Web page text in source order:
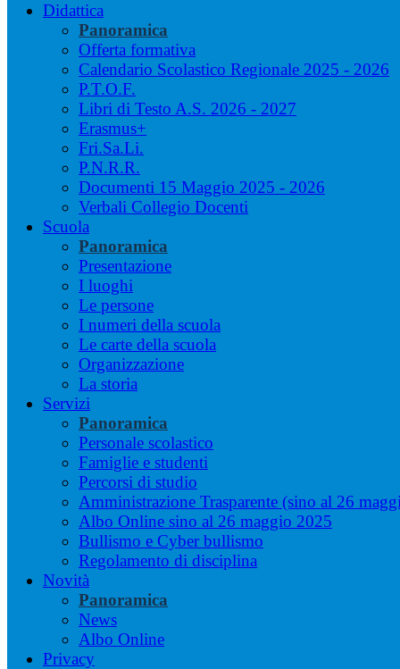
Didattica
Panoramica
Offerta formativa
Calendario Scolastico Regionale 2025 - 2026
P.T.O.F.
Libri di Testo A.S. 2026 - 2027
Erasmus+
Fri.Sa.Li.
P.N.R.R.
Documenti 15 Maggio 2025 - 2026
Verbali Collegio Docenti
Scuola
Panoramica
Presentazione
I luoghi
Le persone
I numeri della scuola
Le carte della scuola
Organizzazione
La storia
Servizi
Panoramica
Personale scolastico
Famiglie e studenti
Percorsi di studio
Amministrazione Trasparente (sino al 26
Albo Online sino al 26 maggio 2025
Bullismo e Cyber bullismo
Regolamento di disciplina
Novità
Panoramica
News
Albo Online
Privacy